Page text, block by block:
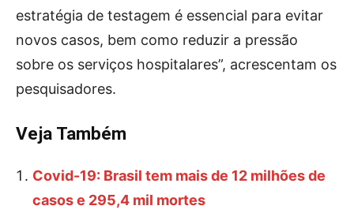
estratégia de testagem é essencial para evitar
novos casos, bem como reduzir a pressão
sobre os serviços hospitalares”, acrescentam os
pesquisadores.
Veja Também
Covid-19: Brasil tem mais de 12 milhões de
casos e 295,4 mil mortes